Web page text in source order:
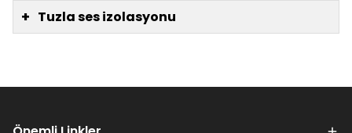
+ Tuzla ses izolasyonu